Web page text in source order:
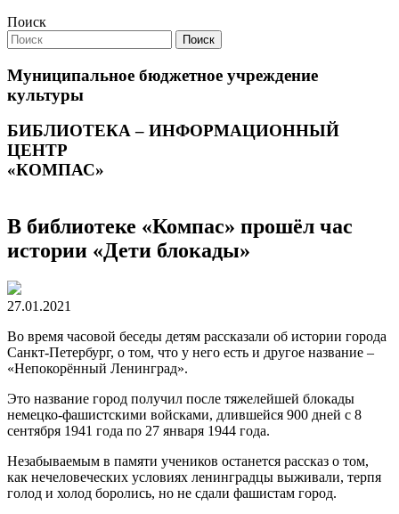
Поиск
Поиск
Муниципальное бюджетное учреждение
культуры
БИБЛИОТЕКА – ИНФОРМАЦИОННЫЙ
ЦЕНТР
«КОМПАС»
В библиотеке «Компас» прошёл час
истории «Дети блокады»
27.01.2021
Во время часовой беседы детям рассказали об истории города
Санкт-Петербург, о том, что у него есть и другое название –
«Непокорённый Ленинград».
Это название город получил после тяжелейшей блокады
немецко-фашистскими войсками, длившейся 900 дней с 8
сентября 1941 года по 27 января 1944 года.
Незабываемым в памяти учеников останется рассказ о том,
как нечеловеческих условиях ленинградцы выживали, терпя
голод и холод боролись, но не сдали фашистам город.